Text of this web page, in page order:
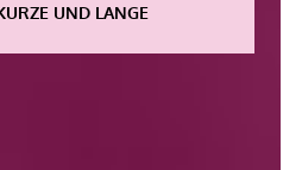
UND LANGE